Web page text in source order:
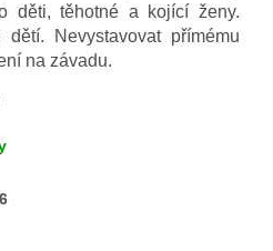
děti, těhotné a kojící ženy.
Nevystavovat přímému
na závadu.